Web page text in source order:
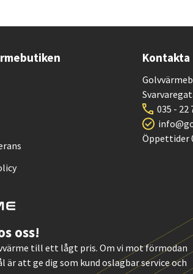
Kontakta
035 - 22
Öppettider
oss!
till ett lågt pris. Om vi mot förmodan
är att ge dig som kund oslagbar service och